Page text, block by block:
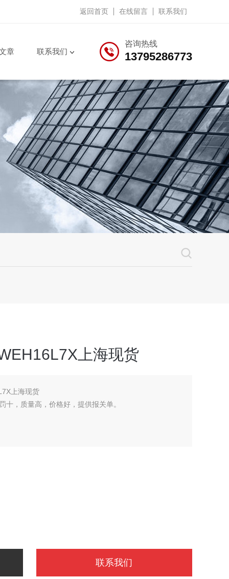
返回首页 在线留言 联系我们
咨询热线
13795286773
章 联系我们
上海现货
上海现货
十，质量高，价格好，提供报关单。
联系我们